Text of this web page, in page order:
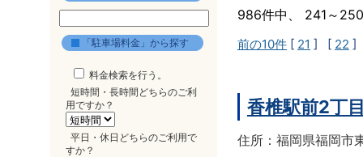
「駐車場料金」から探す
料金検索を行う。
短時間・長時間どちらのご利
用ですか？
平日・休日どちらのご利用で
すか？
986件中、 241～
前の10件 [ 21 ] [ 22 ]
香椎駅前2丁
住所：福岡県福岡市